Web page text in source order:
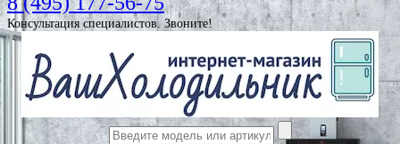
Консультация специалистов. Звоните!